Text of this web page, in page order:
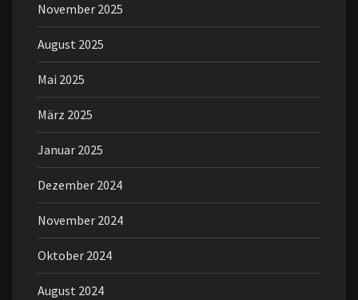
November 2025
August 2025
Mai 2025
März 2025
Januar 2025
Dezember 2024
November 2024
Oktober 2024
August 2024